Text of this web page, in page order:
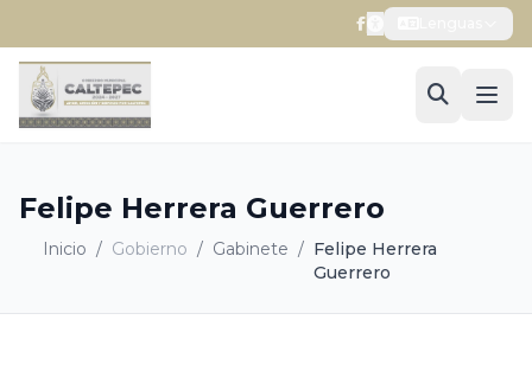
Felipe Herrera Guerrero
Inicio / Gobierno / Gabinete / Felipe Herrera
Guerrero